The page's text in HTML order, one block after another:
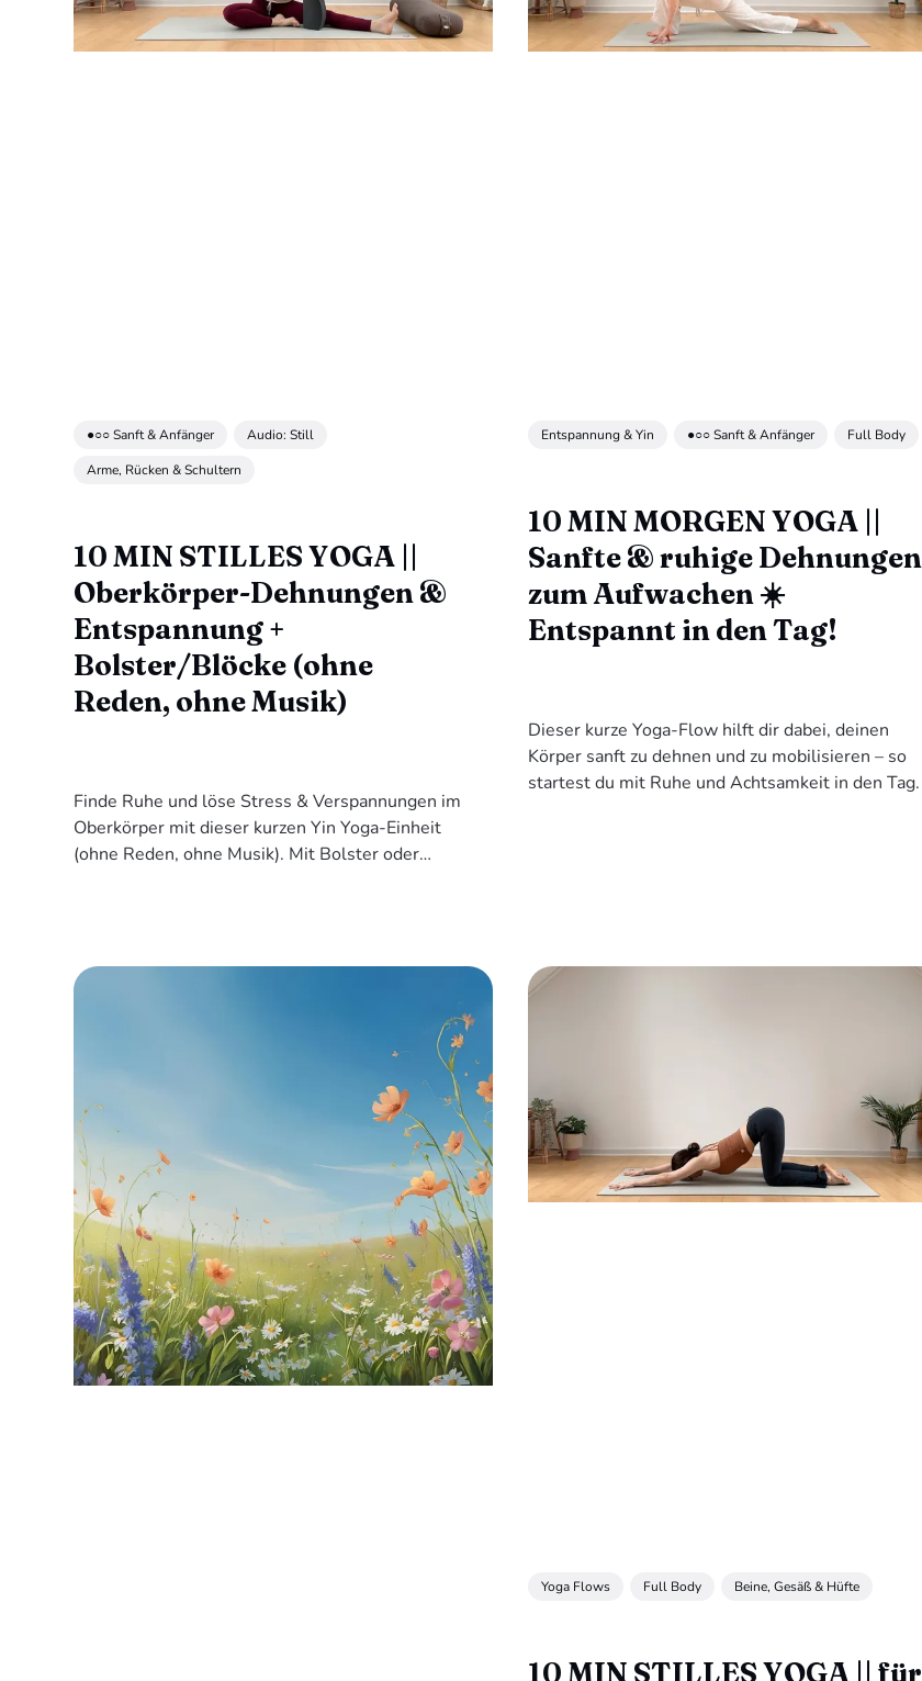
●○○ Sanft & Anfänger
Audio: Still
Arme, Rücken & Schultern
10 MIN STILLES YOGA ||
Oberkörper-Dehnungen &
Entspannung +
Bolster/Blöcke (ohne
Reden, ohne Musik)
Finde Ruhe und löse Stress & Verspannungen im
Oberkörper mit dieser kurzen Yin Yoga-Einheit
(ohne Reden, ohne Musik). Mit Bolster oder
Entspannung & Yin ●○○ Sanft & Anfänger Full Body
10 MIN MORGEN YOGA ||
Sanfte & ruhige Dehnungen
zum Aufwachen ☀️
Entspannt in den Tag!
Dieser kurze Yoga-Flow hilft dir dabei, deinen
Körper sanft zu dehnen und zu mobilisieren – so
startest du mit Ruhe und Achtsamkeit in den Tag.
Yoga Flows Full Body Beine, Gesäß & Hüfte
10 MIN STILLES YOGA || für